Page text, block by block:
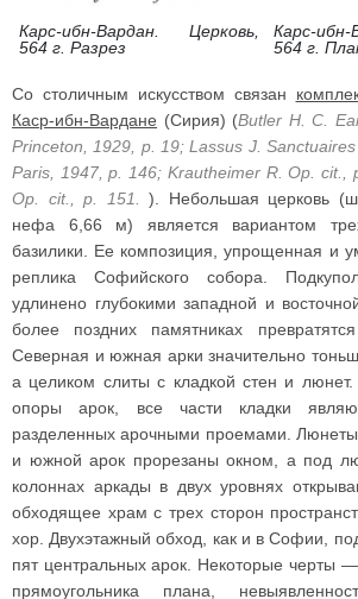
Карс-ибн-Вардан. Церковь,
564 г. Разрез
Карс-
564 г.
Со столичным искусством связан
Каср-ибн-Вардане (Сирия) (Butler H. C.
Princeton, 1929, p. 19; Lassus J.
Paris, 1947, p. 146; Krautheimer R. Op. cit.,
Op. cit., p. 151.
). Небольшая церковь
нефа 6,66 м) является вариантом
базилики. Ее композиция, упрощенная и
реплика Софийского собора.
удлинено глубокими западной и
более поздних памятниках
Северная и южная арки значительно
а целиком слиты с кладкой стен и
опоры арок, все части кладки
разделенных арочными проемами. Люнеты
и южной арок прорезаны окном, а под
колоннах аркады в двух уровнях
обходящее храм с трех сторон
хор. Двухэтажный обход, как и в Софии,
пят центральных арок. Некоторые черты
прямоугольника плана,